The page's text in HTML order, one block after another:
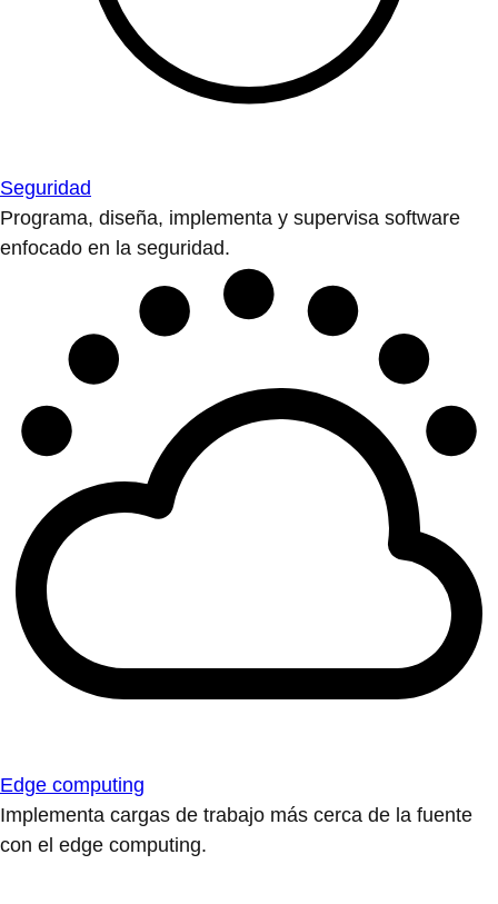
Seguridad
Programa, diseña, implementa y supervisa software
enfocado en la seguridad.
Edge computing
Implementa cargas de trabajo más cerca de la fuente
con el edge computing.